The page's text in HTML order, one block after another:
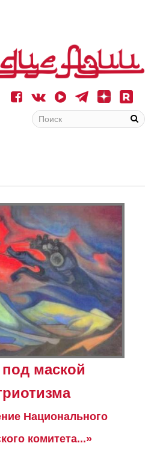
маской
Национального
комитета...»